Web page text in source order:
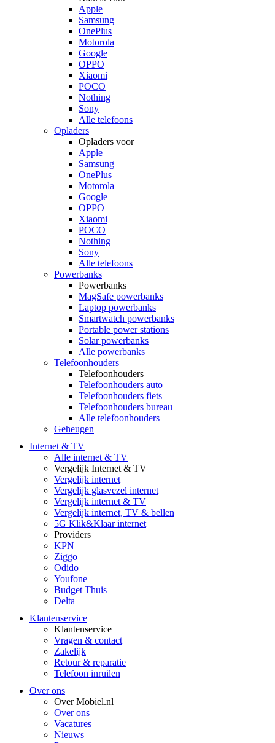
Apple
Samsung
OnePlus
Motorola
Google
OPPO
Xiaomi
POCO
Nothing
Sony
Alle telefoons
Opladers
Opladers voor
Apple
Samsung
OnePlus
Motorola
Google
OPPO
Xiaomi
POCO
Nothing
Sony
Alle telefoons
Powerbanks
Powerbanks
MagSafe powerbanks
Laptop powerbanks
Smartwatch powerbanks
Portable power stations
Solar powerbanks
Alle powerbanks
Telefoonhouders
Telefoonhouders
Telefoonhouders auto
Telefoonhouders fiets
Telefoonhouders bureau
Alle telefoonhouders
Geheugen
Internet & TV
Alle internet & TV
Vergelijk Internet & TV
Vergelijk internet
Vergelijk glasvezel internet
Vergelijk internet & TV
Vergelijk internet, TV & bellen
5G Klik&Klaar internet
Providers
KPN
Ziggo
Odido
Youfone
Budget Thuis
Delta
Klantenservice
Klantenservice
Vragen & contact
Zakelijk
Retour & reparatie
Telefoon inruilen
Over ons
Over Mobiel.nl
Over ons
Vacatures
Nieuws